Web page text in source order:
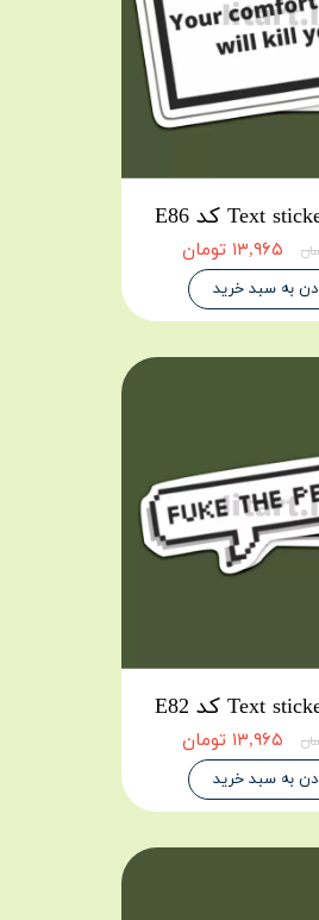
۱۳,۹۶۵ تومان
به سبد خرید
۱۳,۹۶۵ تومان
به سبد خرید